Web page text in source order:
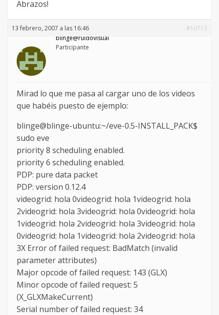
Abrazos!
13 febrero, 2007 a las 16:46
#10713
blinge@ruidovisual
Participante
Mirad lo que me pasa al cargar uno de los videos
que habéis puesto de ejemplo:
blinge@blinge-ubuntu:~/eve-0.5-INSTALL_PACK$
sudo eve
priority 8 scheduling enabled.
priority 6 scheduling enabled.
PDP: pure data packet
PDP: version 0.12.4
videogrid: hola 0videogrid: hola 1videogrid: hola
2videogrid: hola 3videogrid: hola 0videogrid: hola
1videogrid: hola 2videogrid: hola 3videogrid: hola
0videogrid: hola 1videogrid: hola 2videogrid: hola
3X Error of failed request: BadMatch (invalid
parameter attributes)
Major opcode of failed request: 143 (GLX)
Minor opcode of failed request: 5
(X_GLXMakeCurrent)
Serial number of failed request: 34